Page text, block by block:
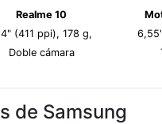
Realme 10
(411 ppi), 178 g,
Doble cámara
de Samsung